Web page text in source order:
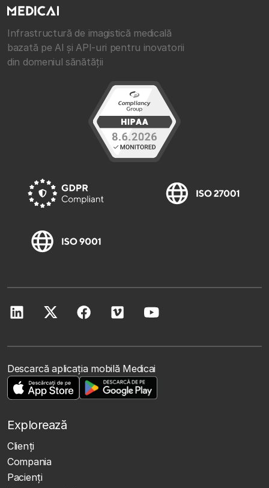
Infrastructură de imagistică medicală
bazată pe AI și API-uri pentru inovatorii
din domeniul sănătății
Descarcă aplicația mobilă Medicai
Explorează
Clienţi
Compania
Pacienți